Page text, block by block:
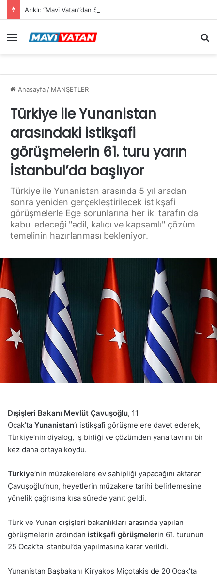
Arıklı: “Mavi Vatan”dan Sonra Hedef “Siber Vatan”
Menü
Anasayfa / MANŞETLER
Türkiye ile Yunanistan
arasındaki istikşafi
görüşmelerin 61. turu yarın
İstanbul’da başlıyor
Türkiye ile Yunanistan arasında 5 yıl aradan
sonra yeniden gerçekleştirilecek istikşafi
görüşmelerle Ege sorunlarına her iki tarafın da
kabul edeceği "adil, kalıcı ve kapsamlı" çözüm
temelinin hazırlanması bekleniyor.
Dışişleri Bakanı Mevlüt Çavuşoğlu, 11
Ocak’ta Yunanistan‘ı istikşafi görüşmelere davet ederek,
Türkiye’nin diyalog, iş birliği ve çözümden yana tavrını bir
kez daha ortaya koydu.
Türkiye‘nin müzakerelere ev sahipliği yapacağını aktaran
Çavuşoğlu’nun, heyetlerin müzakere tarihi belirlemesine
yönelik çağrısına kısa sürede yanıt geldi.
Türk ve Yunan dışişleri bakanlıkları arasında yapılan
görüşmelerin ardından istikşafi görüşmelerin 61. turunun
25 Ocak’ta İstanbul’da yapılmasına karar verildi.
Yunanistan Başbakanı Kiryakos Miçotakis de 20 Ocak’ta